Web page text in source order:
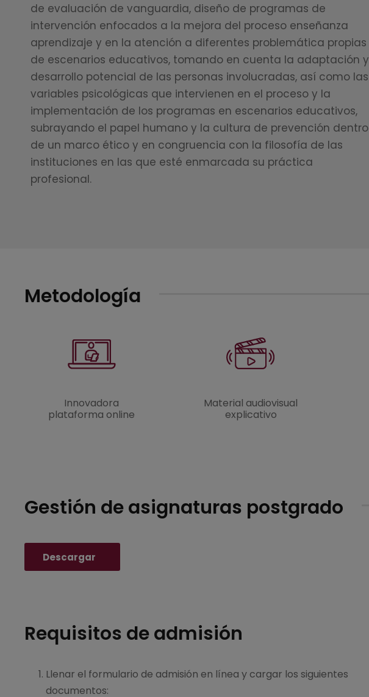
de evaluación de vanguardia, diseño de programas de
intervención enfocados a la mejora del proceso enseñanza
aprendizaje y en la atención a diferentes problemática propias
de escenarios educativos, tomando en cuenta la adaptación y
desarrollo potencial de las personas involucradas, así como las
variables psicológicas que intervienen en el proceso y la
implementación de los programas en escenarios educativos,
subrayando el papel humano y la cultura de prevención dentro
de un marco ético y en congruencia con la filosofía de las
instituciones en las que esté enmarcada su práctica
profesional.
Metodología
Innovadora
plataforma online
Material audiovisual
explicativo
Gestión de asignaturas postgrado
Descargar
Requisitos de admisión
Llenar el formulario de admisión en línea y cargar los siguientes
documentos: